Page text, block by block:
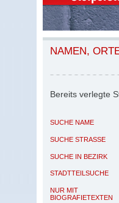
NAMEN,
Bereits verlegte
SUCHE NAME
SUCHE STRASSE
SUCHE IN BEZIRK
STADTTEILSUCHE
NUR MIT
BIOGRAFIETEXTEN